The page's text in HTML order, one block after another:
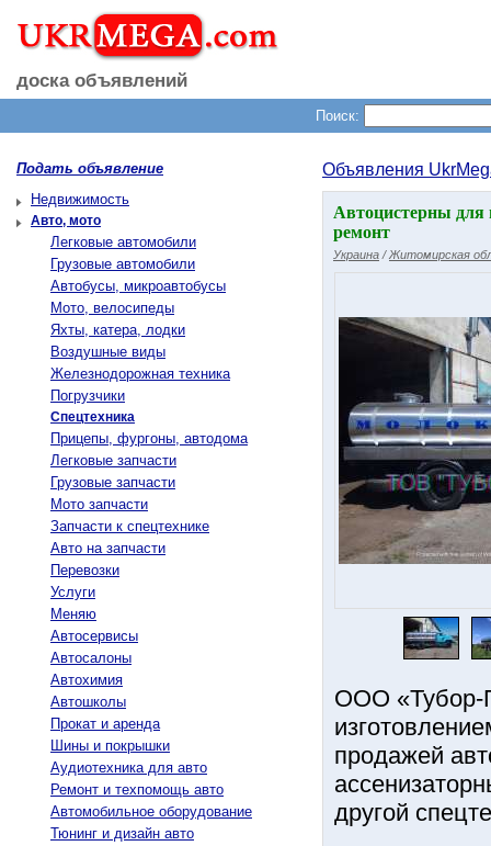
доска объявлений
Поиск:
Подать объявление
Недвижимость
Авто, мото
Легковые автомобили
Грузовые автомобили
Автобусы, микроавтобусы
Мото, велосипеды
Яхты, катера, лодки
Воздушные виды
Железнодорожная техника
Погрузчики
Спецтехника
Прицепы, фургоны, автодома
Легковые запчасти
Грузовые запчасти
Мото запчасти
Запчасти к спецтехнике
Авто на запчасти
Перевозки
Услуги
Меняю
Автосервисы
Автосалоны
Автохимия
Автошколы
Прокат и аренда
Шины и покрышки
Аудиотехника для авто
Ремонт и техпомощь авто
Автомобильное оборудование
Тюнинг и дизайн авто
Объявления
Автоцистерны для
ремонт
Украина /Житомирская
ООО «Тубор-
продажей
другой